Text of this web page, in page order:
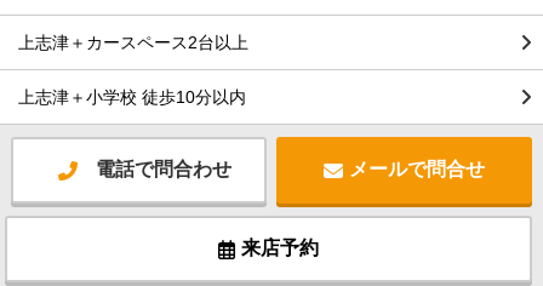
上志津＋カースペース2台以上
上志津＋小学校 徒歩10分以内
電話で問合わせ メールで問合せ
来店予約